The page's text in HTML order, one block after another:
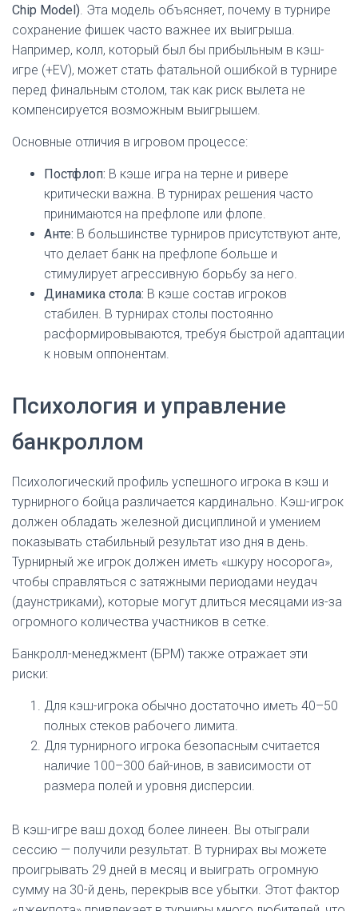
Chip Model). Эта модель объясняет, почему в турнире
сохранение фишек часто важнее их выигрыша.
Например, колл, который был бы прибыльным в кэш-
игре (+EV), может стать фатальной ошибкой в турнире
перед финальным столом, так как риск вылета не
компенсируется возможным выигрышем.
Основные отличия в игровом процессе:
Постфлоп: В кэше игра на терне и ривере
критически важна. В турнирах решения часто
принимаются на префлопе или флопе.
Анте: В большинстве турниров присутствуют анте,
что делает банк на префлопе больше и
стимулирует агрессивную борьбу за него.
Динамика стола: В кэше состав игроков
стабилен. В турнирах столы постоянно
расформировываются, требуя быстрой адаптации
к новым оппонентам.
Психология и управление
банкроллом
Психологический профиль успешного игрока в кэш и
турнирного бойца различается кардинально. Кэш-игрок
должен обладать железной дисциплиной и умением
показывать стабильный результат изо дня в день.
Турнирный же игрок должен иметь «шкуру носорога»,
чтобы справляться с затяжными периодами неудач
(даунстриками), которые могут длиться месяцами из-за
огромного количества участников в сетке.
Банкролл-менеджмент (БРМ) также отражает эти
риски:
Для кэш-игрока обычно достаточно иметь 40–50
полных стеков рабочего лимита.
Для турнирного игрока безопасным считается
наличие 100–300 бай-инов, в зависимости от
размера полей и уровня дисперсии.
В кэш-игре ваш доход более линеен. Вы отыграли
сессию — получили результат. В турнирах вы можете
проигрывать 29 дней в месяц и выиграть огромную
сумму на 30-й день, перекрыв все убытки. Этот фактор